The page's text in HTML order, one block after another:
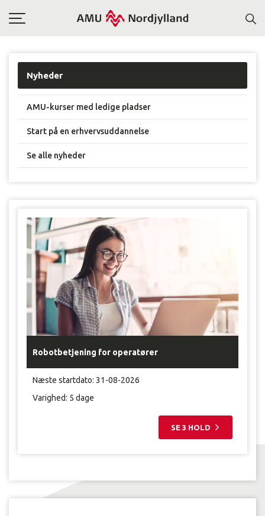
Toggle
Nyheder
AMU-kurser med ledige pladser
Start på en erhvervsuddannelse
Se alle nyheder
Robotbetjening for operatører
Næste startdato: 31-08-2026
Varighed: 5 dage
SE 3 HOLD